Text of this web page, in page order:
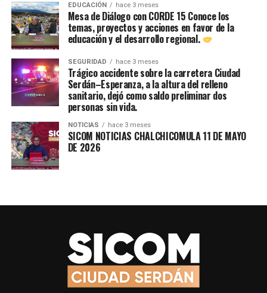
EDUCACIÓN hace 3 meses
Mesa de Diálogo con CORDE 15 Conoce los
temas, proyectos y acciones en favor de la
educación y el desarrollo regional.
SEGURIDAD hace 3 meses
Trágico accidente sobre la carretera Ciudad
Serdán–Esperanza, a la altura del relleno
sanitario, dejó como saldo preliminar dos
personas sin vida.
NOTICIAS hace 3 meses
SICOM NOTICIAS CHALCHICOMULA 11 DE MAYO
DE 2026